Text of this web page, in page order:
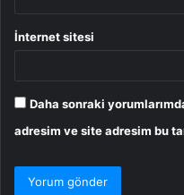
İnternet sitesi
Daha sonraki
adresim ve site adresim bu